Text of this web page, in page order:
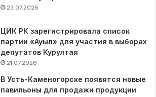
23.07.2026
ЦИК РК зарегистрировала список
партии «Ауыл» для участия в выборах
депутатов Курултая
21.07.2026
В Усть-Каменогорске появятся новые
павильоны для продажи продукции